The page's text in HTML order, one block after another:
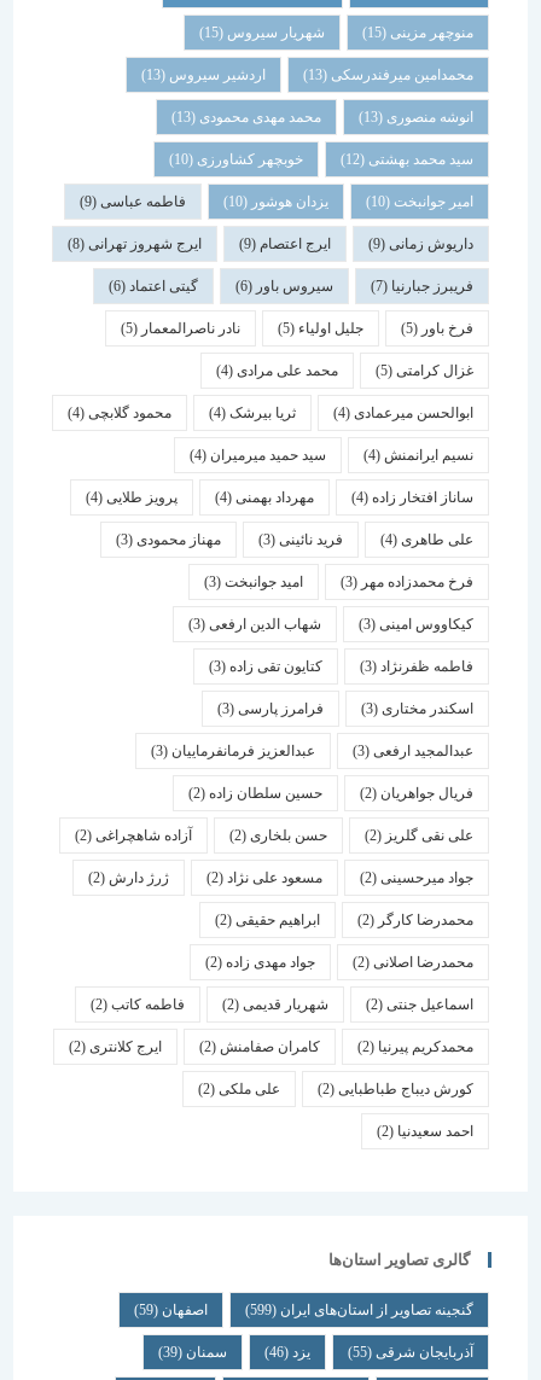
منوچهر مزینی(15) شهریار سیروس(15)
محمدامین میرفندرسکی(13) اردشیر سیروس(13)
انوشه منصوری(13) محمد مهدی محمودی(13)
سید محمد بهشتی(12) خوبچهر کشاورزی(10)
امیر جوانبخت(10) یزدان هوشور(10) فاطمه عباسی(9)
داریوش زمانی(9) ایرج اعتصام(9) ایرج شهروز تهرانی(8)
فریبرز جبارنیا(7) سیروس باور(6) گیتی اعتماد(6)
فرخ باور(5) جلیل اولیاء(5) نادر ناصرالمعمار (5)
غزال کرامتی(5) محمد علی مرادی(4)
ابوالحسن میرعمادی(4) ثریا بیرشک(4) محمود گلابچی(4)
نسیم ایرانمنش(4) سید حمید میرمیران(4)
ساناز افتخار زاده(4) مهرداد بهمنی (4) پرویز طلایی(4)
علی طاهری(4) فرید نائینی(3) مهناز محمودی(3)
فرخ محمدزاده مهر(3) امید جوانبخت(3)
کیکاووس امینی(3) شهاب الدین ارفعی(3)
فاطمه ظفرنژاد(3) کتایون تقی زاده(3)
اسكندر مختاری (3) فرامرز پارسی(3)
عبدالمجید ارفعی(3) عبدالعزیز فرمانفرماییان(3)
فریال جواهریان(2) حسین سلطان زاده(2)
علی نقی گلریز(2) حسن بلخاری(2) آزاده شاهچراغی(2)
جواد میرحسینی(2) مسعود علی نژاد(2) ژرژ دارش (2)
محمدرضا کارگر(2) ابراهیم حقیقی(2)
محمدرضا اصلانی(2) جواد مهدی زاده(2)
اسماعیل جنتی(2) شهریار قدیمی(2) فاطمه کاتب(2)
محمدکریم پیرنیا (2) کامران صفامنش(2) ایرج کلانتری (2)
کورش دیباج طباطبایی(2) علی ملکی(2)
احمد سعیدنیا (2)
گالری تصاویر استان‌ها
گنجینه تصاویر از استان‌های ایران(599) اصفهان (59)
آذربایجان شرقی(55) یزد سمنان (39)